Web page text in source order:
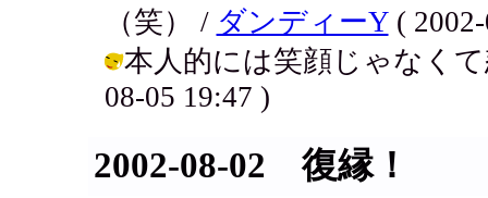
（笑） / ダンディーY( 2002-
本人的には笑顔じゃなく
08-05 19:47 )
2002-08-02 復縁！